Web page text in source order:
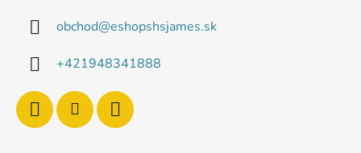
obchod@eshopshsjames.sk
+421948341888